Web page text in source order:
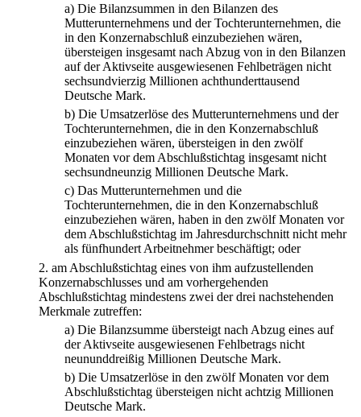
a) Die Bilanzsummen in den Bilanzen des
Mutterunternehmens und der Tochterunternehmen, die
in den Konzernabschluß einzubeziehen wären,
übersteigen insgesamt nach Abzug von in den Bilanzen
auf der Aktivseite ausgewiesenen Fehlbeträgen nicht
sechsundvierzig Millionen achthunderttausend
Deutsche Mark.
b) Die Umsatzerlöse des Mutterunternehmens und der
Tochterunternehmen, die in den Konzernabschluß
einzubeziehen wären, übersteigen in den zwölf
Monaten vor dem Abschlußstichtag insgesamt nicht
sechsundneunzig Millionen Deutsche Mark.
c) Das Mutterunternehmen und die
Tochterunternehmen, die in den Konzernabschluß
einzubeziehen wären, haben in den zwölf Monaten vor
dem Abschlußstichtag im Jahresdurchschnitt nicht mehr
als fünfhundert Arbeitnehmer beschäftigt; oder
2. am Abschlußstichtag eines von ihm aufzustellenden
Konzernabschlusses und am vorhergehenden
Abschlußstichtag mindestens zwei der drei nachstehenden
Merkmale zutreffen:
a) Die Bilanzsumme übersteigt nach Abzug eines auf
der Aktivseite ausgewiesenen Fehlbetrags nicht
neununddreißig Millionen Deutsche Mark.
b) Die Umsatzerlöse in den zwölf Monaten vor dem
Abschlußstichtag übersteigen nicht achtzig Millionen
Deutsche Mark.